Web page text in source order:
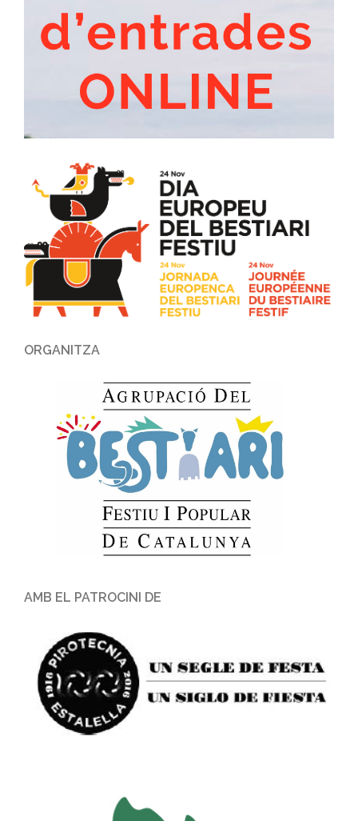
ORGANITZA
AMB EL PATROCINI DE